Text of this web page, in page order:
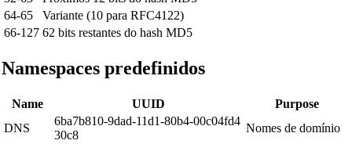
64-65
Variante (10 para RFC4122)
66-127 62 bits restantes do hash MD5
Namespaces predefinidos
Name UUID
Purpose
DNS
6ba7b810-9dad-11d1-80b4-00c04fd4
30c8
Nomes de domínio